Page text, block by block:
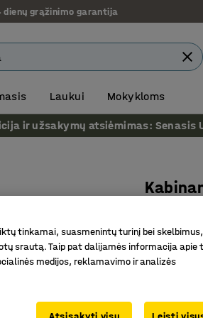
dienų grąžinimo garantija
Laukui Mokykloms
ir užsakymų atsiėmimas: Senasis
Prekės
Idealiai
tinkamai, suasmenintų turinį bei
srautą. Taip pat dalijamės informacija apie
medijos, reklamavimo ir analizės